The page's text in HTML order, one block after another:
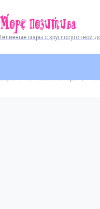
Гелиевые шары с круглосуточной